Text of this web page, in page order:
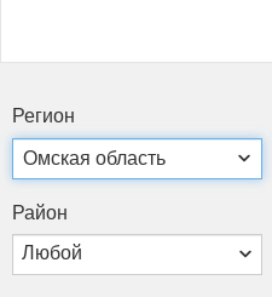
Ре­ги­он
Рай­он
Любой